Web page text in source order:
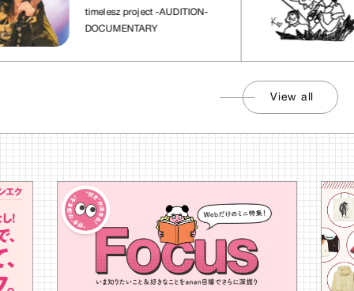
れた場所」
timelesz project -AUDITION-
DOCUMENTARY
View all